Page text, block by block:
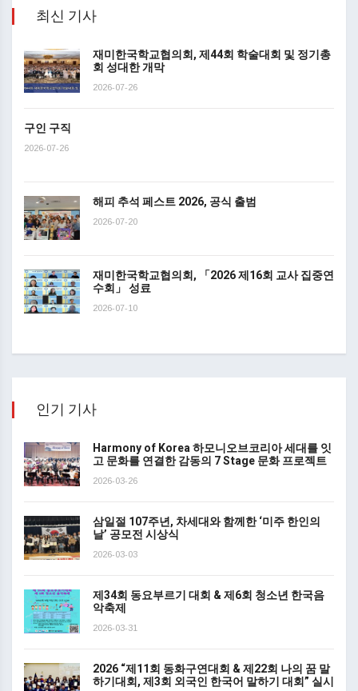
최신 기사
재미한국학교협의회, 제44회 학술대회 및 정기총
회 성대한 개막
2026-07-26
구인 구직
2026-07-26
해피 추석 페스트 2026, 공식 출범
2026-07-20
재미한국학교협의회, 「2026 제16회 교사 집중연
수회」 성료
2026-07-10
인기 기사
Harmony of Korea 하모니오브코리아 세대를 잇
고 문화를 연결한 감동의 7 Stage 문화 프로젝트
2026-03-26
삼일절 107주년, 차세대와 함께한 ‘미주 한인의
날’ 공모전 시상식
2026-03-03
제34회 동요부르기 대회 & 제6회 청소년 한국음
악축제
2026-03-31
2026 “제11회 동화구연대회 & 제22회 나의 꿈 말
하기대회, 제3회 외국인 한국어 말하기 대회” 실시